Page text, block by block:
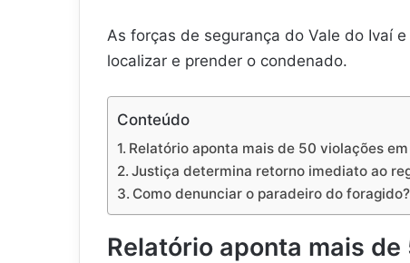
As forças de segurança do Vale do Ivaí
localizar e prender o condenado.
Conteúdo
Relatório aponta mais de 50 violações
Justiça determina retorno imediato ao
Como denunciar o paradeiro do foragido?
Relatório aponta mais